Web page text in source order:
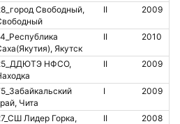
Свободный,
II 2009
Якутск
II 2010
НФСО,
II 2009
Чита
I 2009
Лидер Горка,
II 2008